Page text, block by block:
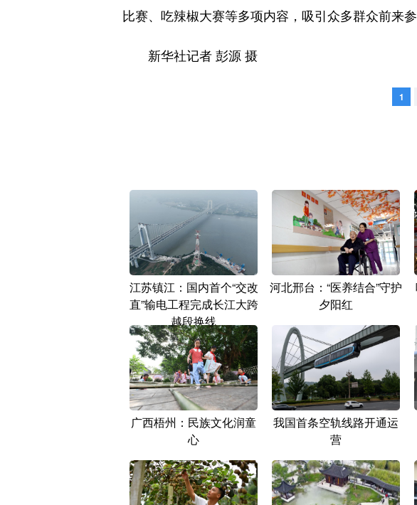
比赛、吃辣椒大赛等多项内容，吸引众多群众前来参
新华社记者 彭源 摄
1
江苏镇江：国内首个“交改
直”输电工程完成长江大跨
越段换线
河北邢台：“医养结合”守护
夕阳红
广西梧州：民族文化润童
心
我国首条空轨线路开通运
营